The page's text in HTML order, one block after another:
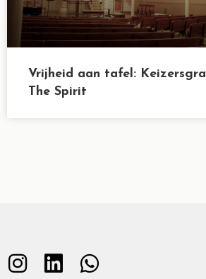
Vrijheid aan tafel:
The Spirit